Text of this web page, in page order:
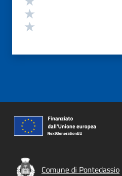
Comune di Pontedassio